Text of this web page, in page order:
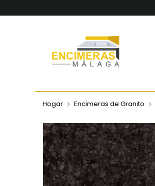
Hogar Encimeras de Granito